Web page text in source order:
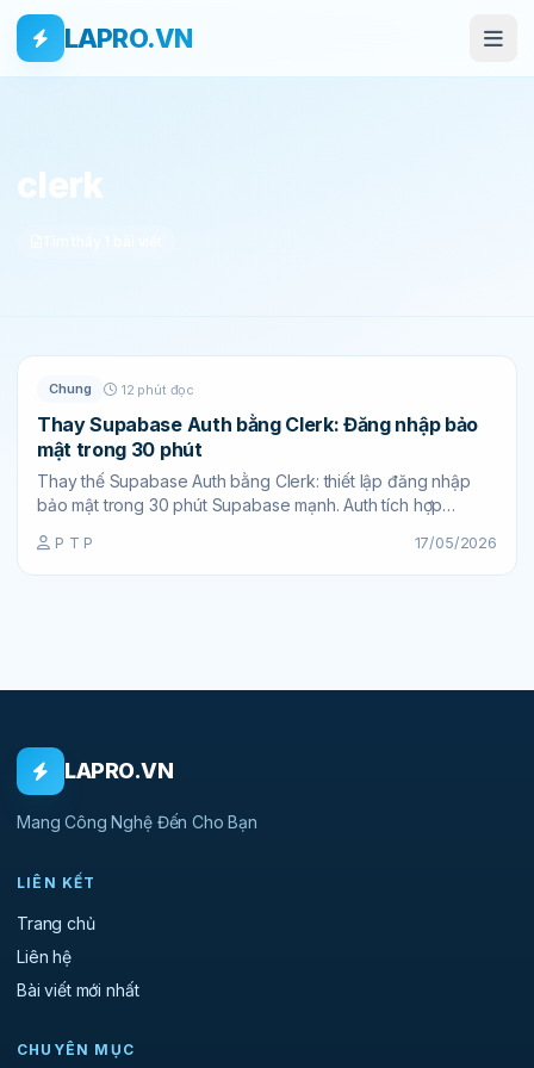
Skip to main content
Bỏ qua tới nội dung
LAPRO.VN
clerk
Chung 12 phút đọc
Thay Supabase Auth bằng Clerk: Đăng nhập bảo
mật trong 30 phút
Thay thế Supabase Auth bằng Clerk: thiết lập đăng nhập
bảo mật trong 30 phút Supabase mạnh. Auth tích hợp
P T P 17/05/2026
LAPRO.VN
Mang Công Nghệ Đến Cho Bạn
LIÊN KẾT
Trang chủ
Liên hệ
Bài viết mới nhất
CHUYÊN MỤC